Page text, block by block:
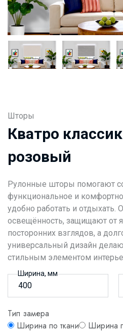
Шторы
Кватро
розовый
Рулонные шторы помогают
функциональное и
удобно работать и отдыхать.
освещённость, защищают от
посторонних взглядов, а
универсальный дизайн
стильным элементом
Ширина, мм
Тип замера
Ширина по ткани
Ширина